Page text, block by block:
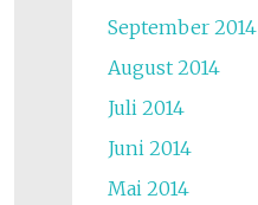
September 2014
August 2014
Juli 2014
Juni 2014
Mai 2014